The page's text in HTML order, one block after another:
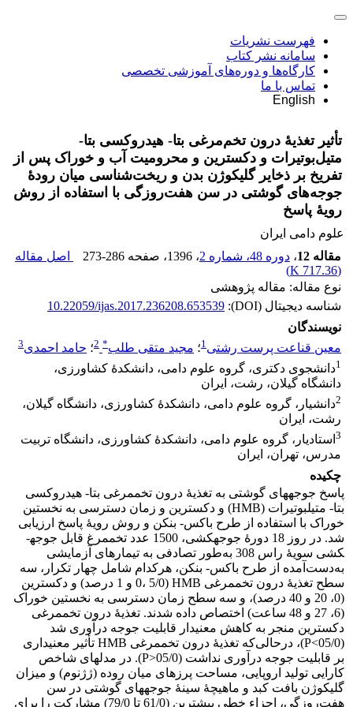
فهرست نشریات
سامانه نشر کتاب
کارگاه‌ها و دوره‌های آموزشی تخصصی
تماس با ما
English
تأثیر تغذیۀ درون تخم‌مرغی بتا- هیدروکسی بتا-
متیل‌بوتیرات و دکسترین و محرومیت آب و خوراک پس از
تفریخ بر ذخایر گلیکوژن بدن و ریخت‌شناسی میان رودۀ
جوجه‌های گوشتی در سن هفت‌روزگی با استفاده از روش
رویۀ پاسخ
علوم دامی ایران
مقاله 12
، دوره 48، شماره 2 ، 1396 ، صفحه 273-286
اصل مقاله
(
717.36 K
)
نوع مقاله: مقاله پژوهشی
شناسه دیجیتال (DOI):
10.22059/ijas.2017.236208.653539
نویسندگان
معین قناعت پرست رشتی1؛ مجید متقی طلب*
2؛ حامد احمدی3
1دانشجوی دکتری، گروه علوم دامی، دانشکدۀ کشاورزی،
دانشگاه گیلان، رشت، ایران
2دانشیار، گروه علوم دامی، دانشکدۀ کشاورزی، دانشگاه گیلان،
رشت، ایران
3 استادیار، گروه علوم دامی، دانشکدۀ کشاورزی، دانشگاه تربیت
مدرس، تهران، ایران
چکیده
پاسخ جوجه­های گوشتی به تغذیۀ درون تخم­مرغی بتا- هیدروکسی
بتا- متیل­بوتیرات (HMB) و دکسترین و زمان دسترسی به نخستین
خوراک با استفاده از طرح باکس- بنکن و روش رویۀ پاسخ ارزیابی
شد. در روز 18 دورۀ جوجه­کشی، 1500 عدد تخم­مرغ قابل جوجه­
کشی سویۀ راس 308 به‌طور تصادفی به تیمارهای آزمایشی
به‌دست‌آمده از طرح باکس- بنکن، هرکدام شامل چهار تکرار، سه
سطح تغذیۀ درون تخم­مرغی HMB (0، 5/0 و 1 درصد) و دکسترین
(0، 20 و 40 درصد)، و سه سطح زمان دسترسی به نخستین خوراک
(6، 27 و 48 ساعت) اختصاص داده شدند. تغذیۀ درون تخم­مرغی
دکسترین منجر به کاهش معنی­دار قابلیت جوجه درآوری شد
(05/0>P)، درحالی‌که تغذیۀ درون تخم­مرغی HMB تأثیر معنی­داری
بر قابلیت جوجه درآوری نداشت (05/0<P). در مدل­های شاخص
کارایی تولید اروپایی، مساحت پرزهای میان روده (ژژنوم) و میزان
گلیکوژن بافت کبد و ماهیچۀ سینۀ جوجه­های گوشتی در سن
هفت‌روزگی، اجزاء خطی بیشترین (61/0 تا 79/0) مشارکت را برای